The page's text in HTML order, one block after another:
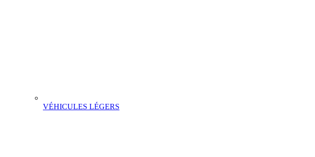
VÉHICULES LÉGERS